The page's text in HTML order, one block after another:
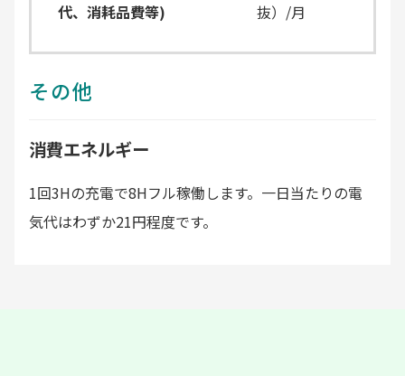
代、消耗品費等)
抜）/月
その他
消費エネルギー
1回3Hの充電で8Hフル稼働します。一日当たりの電
気代はわずか21円程度です。